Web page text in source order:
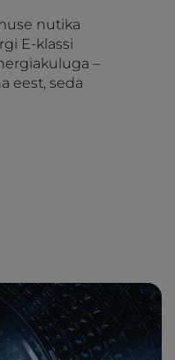
nutika
E-klassi
–
eest, seda